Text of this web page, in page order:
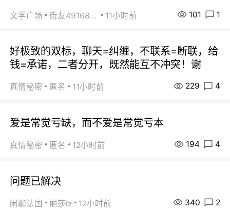
文学广场 街友49168527 11小时前 101 1
好极致的双标，聊天=纠缠，不联系=断联，给
钱=承诺，二者分开，既然能互不冲突！谢
真情秘密 匿名 11小时前 229 4
爱是常觉亏缺，而不爱是常觉亏本
真情秘密 匿名 12小时前 194 4
问题已解决
闲聊法国 丽莎lz 12小时前 340 2